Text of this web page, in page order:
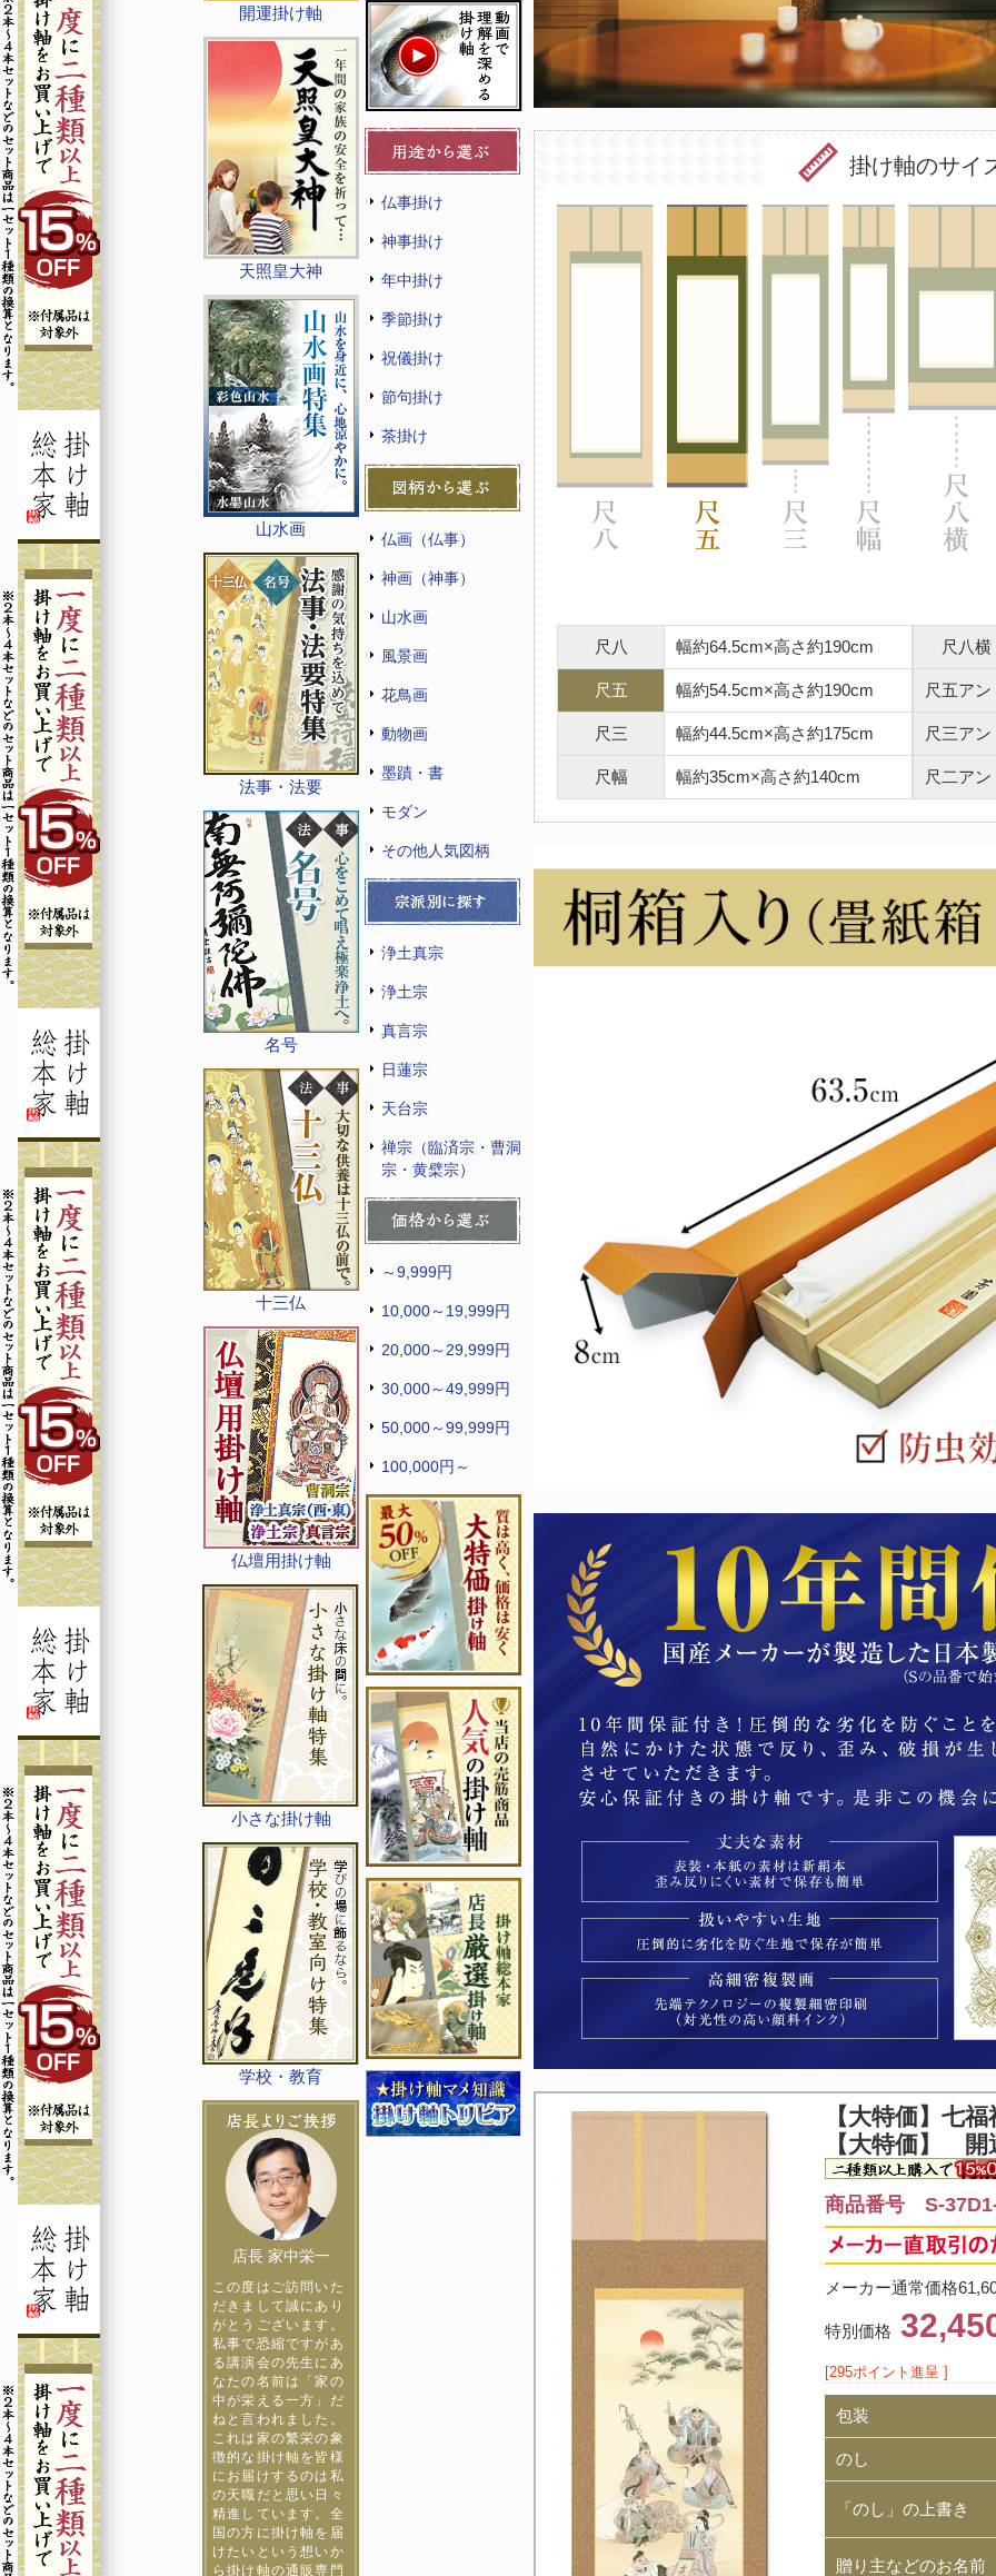
開運掛け軸
天照皇大神
山水画
法事・法要
名号
十三仏
仏壇用掛け軸
小さな掛け軸
学校・教育
店長 家中栄一
この度はご訪問いた
だきまして誠にあり
がとうございます。
私事で恐縮ですがあ
る講演会の先生にあ
なたの名前は「家の
中が栄える一方」だ
ねと言われました。
これは家の繁栄の象
徴的な掛け軸を皆様
にお届けするのは私
の天職だと思い日々
精進しています。全
国の方に掛け軸を届
けたいという想いか
ら掛け軸の通販専門
仏事掛け
神事掛け
年中掛け
季節掛け
祝儀掛け
節句掛け
茶掛け
仏画（仏事）
神画（神事）
山水画
風景画
花鳥画
動物画
墨蹟・書
モダン
その他人気図柄
浄土真宗
浄土宗
真言宗
日蓮宗
天台宗
禅宗（臨済宗・曹洞
宗・黄檗宗）
～9,999円
10,000～19,999円
20,000～29,999円
30,000～49,999円
50,000～99,999円
100,000円～
掛け軸のサイ
尺八 幅約64.5cm×高さ約190cm
尺五 幅約54.5cm×高さ約190cm
尺三 幅約44.5cm×高さ約175cm
尺幅 幅約35cm×高さ約140cm
尺八横
尺五アン
尺三アン
尺二アン
【大特価】 七福
【大特価】
商品番号 S-
メーカー通常価格
特別価格
[295ポイント進呈 ]
包装
のし
「のし」の上書き
贈り主などのお名前